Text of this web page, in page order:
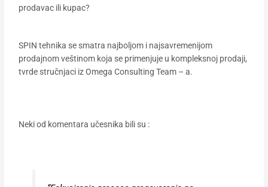
prodavac ili kupac?
SPIN tehnika se smatra najboljom i najsavremenijom
prodajnom veštinom koja se primenjuje u kompleksnoj prodaji,
tvrde stručnjaci iz Omega Consulting Team – a.
Neki od komentara učesnika bili su :